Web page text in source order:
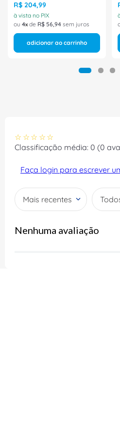
R$ 204,99
à vista no PIX
ou 4 de R$ 56,94 sem juros
adicionar ao carrinho
☆ ☆ ☆ ☆ ☆
Classificação média: 0 (0
Faça login para escrever
Mais recentes
Nenhuma avaliação